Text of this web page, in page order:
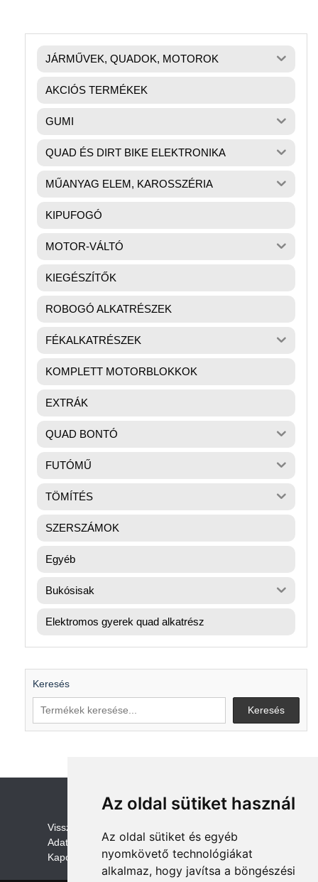
Az oldal sütiket használ
Az oldal sütiket és egyéb
nyomkövető technológiákat
alkalmaz, hogy javítsa a böngészési
JÁRMŰVEK, QUADOK, MOTOROK
AKCIÓS TERMÉKEK
GUMI
QUAD ÉS DIRT BIKE ELEKTRONIKA
MŰANYAG ELEM, KAROSSZÉRIA
KIPUFOGÓ
MOTOR-VÁLTÓ
KIEGÉSZÍTŐK
ROBOGÓ ALKATRÉSZEK
FÉKALKATRÉSZEK
KOMPLETT MOTORBLOKKOK
EXTRÁK
QUAD BONTÓ
FUTÓMŰ
TÖMÍTÉS
SZERSZÁMOK
Egyéb
Bukósisak
Elektromos gyerek quad alkatrész
Keresés
Keresés
Visszaküldési és visszatérítési szabályza
Adatvédelem /GDPR
Kapcsolat